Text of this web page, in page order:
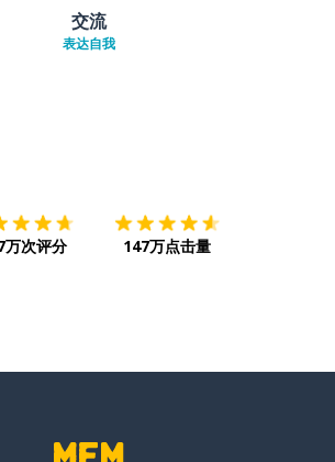
交流
表达自我
万次评分 147万点击量